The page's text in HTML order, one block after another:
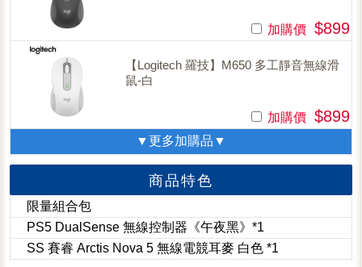
加購價 $899
【Logitech 羅技】M650 多工靜音無線滑
鼠-白
加購價 $899
▼更多加購品▼
商品特色
限量組合包
PS5 DualSense 無線控制器《午夜黑》*1
SS 賽睿 Arctis Nova 5 無線電競耳麥 白色 *1